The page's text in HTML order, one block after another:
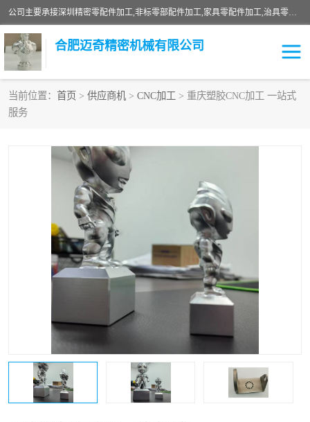
公司主要承接深圳精密零配件加工,非标零部配件加工,家具零配件加工,治具零配件加工,安徽精密零配件加工等各种各种精密机械加工，欢迎来来电咨询！
合肥迈奇精密机械有限公司
当前位置： 首页 > 供应商机 > CNC加工 > 重庆塑胶CNC加工 一站式
服务
铣床加工
机器人零件加工
家具零配件加工 数控精密机加工
零部件机加工 机床零件加工
CNC加工 数控机床加工